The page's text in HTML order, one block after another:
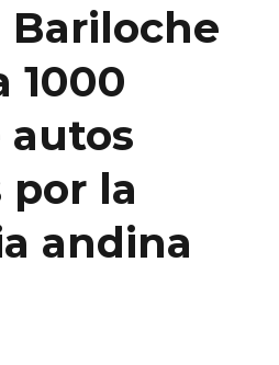
Bariloche
1000
autos
la
andina